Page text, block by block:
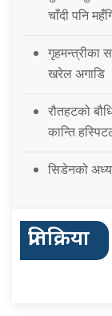
चाँदी पनि
गृहमन्त्रीका
खरेल अगाडि
रौतहटको
कान्ति
सिडेनको
प्रतिक्रिया